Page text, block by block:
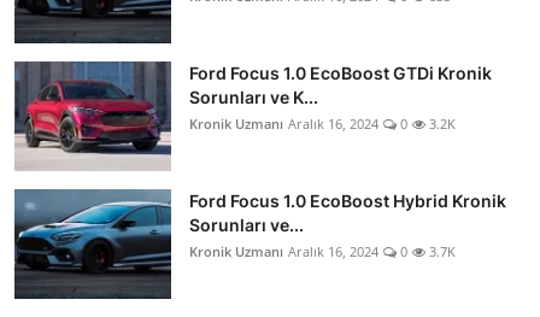
Ford Focus 1.0 EcoBoost GTDi Kronik
Sorunları ve K...
Kronik Uzmanı Aralık 16, 2024 0 3.2K
Ford Focus 1.0 EcoBoost Hybrid Kronik
Sorunları ve...
Kronik Uzmanı Aralık 16, 2024 0 3.7K